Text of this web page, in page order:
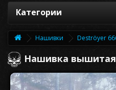
Категории
Нашивки Deströyer
Нашивка вышитая